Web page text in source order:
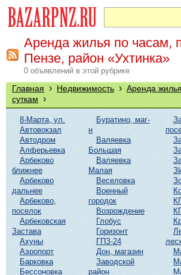
Аренда жилья по часам,
Пензе, район «Ухтинка»
0 объявлений в этой рубрике
Главная › Недвижимость › Аренда
суткам ›
8-Марта, ул.
Автовокзал
Автодром
Алферьевка
Арбеково
ближнее
Арбеково
дальнее
Арбеково,
поселок
Арбековская
Застава
Ахуны
Аэропорт
Барковка
Бессоновка
Буратино, маг-
н
Валяевка
Большая
Валяевка
Малая
Веселовка
Военный
городок
Возрождение
Глобус
Горизонт
ГПЗ-24
Дон, магазин
Заводской
район